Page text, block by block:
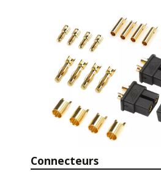
Connecteurs